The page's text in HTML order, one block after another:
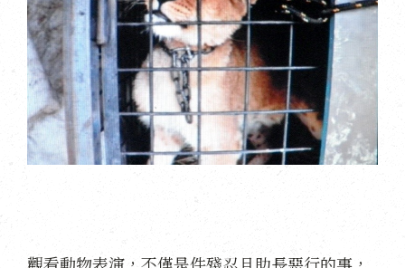
觀看動物表演，不僅是件殘忍且助長惡行的事，